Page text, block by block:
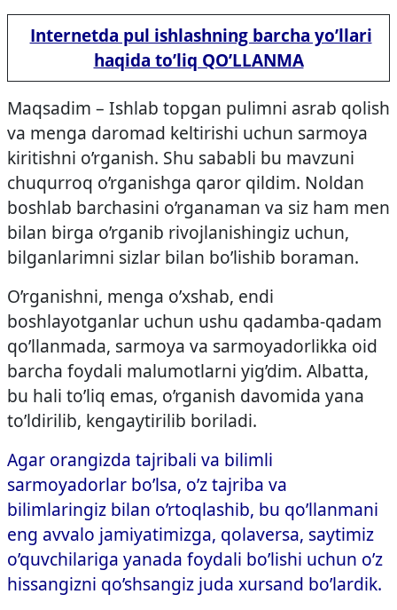
Internetda pul ishlashning barcha yo’llari
haqida to’liq QO’LLANMA
Maqsadim – Ishlab topgan pulimni asrab qolish
va menga daromad keltirishi uchun sarmoya
kiritishni o’rganish. Shu sababli bu mavzuni
chuqurroq o’rganishga qaror qildim. Noldan
boshlab barchasini o’rganaman va siz ham men
bilan birga o’rganib rivojlanishingiz uchun,
bilganlarimni sizlar bilan bo’lishib boraman.
O’rganishni, menga o’xshab, endi
boshlayotganlar uchun ushu qadamba-qadam
qo’llanmada, sarmoya va sarmoyadorlikka oid
barcha foydali malumotlarni yig’dim. Albatta,
bu hali to’liq emas, o’rganish davomida yana
to’ldirilib, kengaytirilib boriladi.
Agar orangizda tajribali va bilimli
sarmoyadorlar bo’lsa, o’z tajriba va
bilimlaringiz bilan o’rtoqlashib, bu qo’llanmani
eng avvalo jamiyatimizga, qolaversa, saytimiz
o’quvchilariga yanada foydali bo’lishi uchun o’z
hissangizni qo’shsangiz juda xursand bo’lardik.